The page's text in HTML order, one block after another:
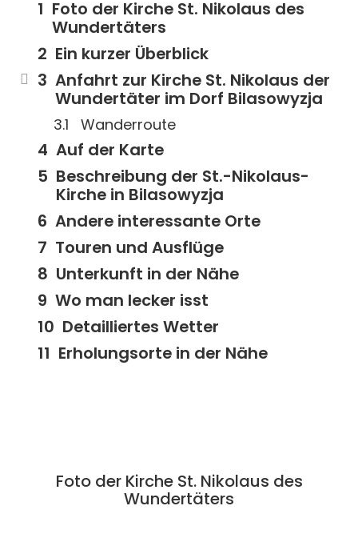
Foto der Kirche St. Nikolaus des
Wundertäters
Ein kurzer Überblick
Anfahrt zur Kirche St. Nikolaus der
Wundertäter im Dorf Bilasowyzja
Wanderroute
Auf der Karte
Beschreibung der St.-Nikolaus-
Kirche in Bilasowyzja
Andere interessante Orte
Touren und Ausflüge
Unterkunft in der Nähe
Wo man lecker isst
Detailliertes Wetter
Erholungsorte in der Nähe
Foto der Kirche St. Nikolaus des
Wundertäters